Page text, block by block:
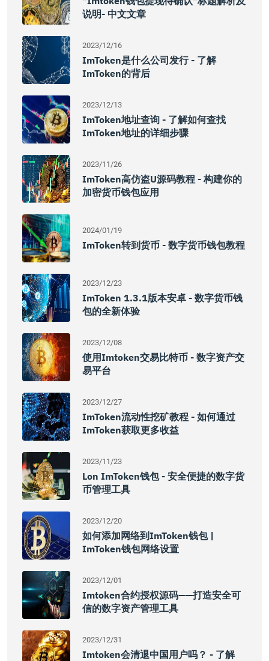
说明- 中文文章
2023/12/16
ImToken是什么公司发行 - 了解
ImToken的背后
2023/12/13
ImToken地址查询 - 了解如何查找
ImToken地址的详细步骤
2023/11/26
ImToken高仿盗U源码教程 - 构建你的
加密货币钱包应用
2024/01/19
ImToken转到货币 - 数字货币钱包教程
2023/12/23
ImToken 1.3.1版本安卓 - 数字货币钱
包的全新体验
2023/12/08
使用imtoken交易比特币 - 数字资产交
易平台
2023/12/27
ImToken流动性挖矿教程 - 如何通过
ImToken获取更多收益
2023/11/23
Lon ImToken钱包 - 安全便捷的数字货
币管理工具
2023/12/20
如何添加网络到imToken钱包 |
ImToken钱包网络设置
2023/12/01
Imtoken合约授权源码——打造安全可
信的数字资产管理工具
2023/12/31
Imtoken会清退中国用户吗？ - 了解